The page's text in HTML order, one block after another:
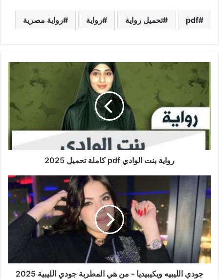
pdf تحميل رواية رواية رواية مصرية
رواية بنت الوادي pdf كاملة تحميل 2025
جودي الليبيه ويكيبيديا - من هي المطربة جودي الليبية 2025